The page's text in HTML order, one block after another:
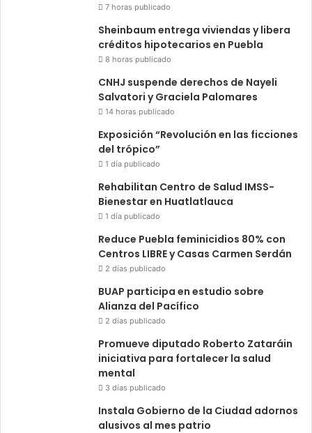
7 horas publicado
Sheinbaum entrega viviendas y libera
créditos hipotecarios en Puebla
8 horas publicado
CNHJ suspende derechos de Nayeli
Salvatori y Graciela Palomares
14 horas publicado
Exposición “Revolución en las ficciones
del trópico”
1 día publicado
Rehabilitan Centro de Salud IMSS-
Bienestar en Huatlatlauca
1 día publicado
Reduce Puebla feminicidios 80% con
Centros LIBRE y Casas Carmen Serdán
2 días publicado
BUAP participa en estudio sobre
Alianza del Pacífico
2 días publicado
Promueve diputado Roberto Zataráin
iniciativa para fortalecer la salud
mental
3 días publicado
Instala Gobierno de la Ciudad adornos
alusivos al mes patrio